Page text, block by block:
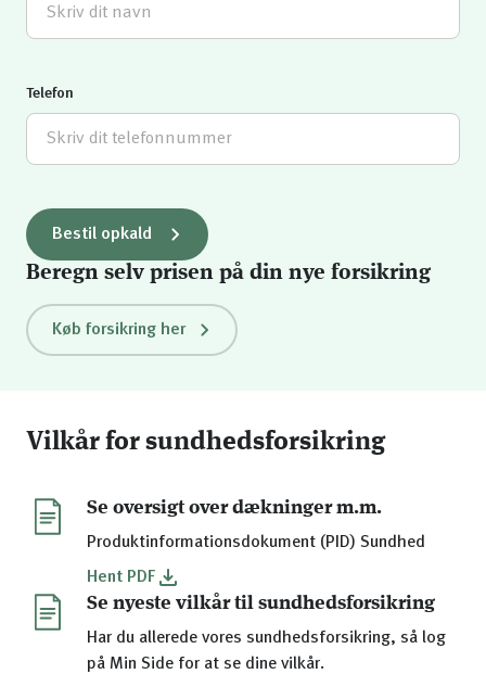
Telefon
Bestil opkald
Beregn selv prisen på din nye forsikring
Køb forsikring her
Vilkår for sundhedsforsikring
Se oversigt over dækninger m.m.
Produktinformationsdokument (PID) Sundhed
Hent PDF
Se nyeste vilkår til sundhedsforsikring
Har du allerede vores sundhedsforsikring, så log
på Min Side for at se dine vilkår.